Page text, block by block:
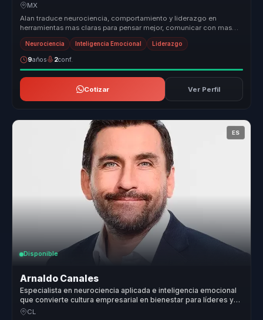
MX
Alan traduce neurociencia, comportamiento y liderazgo en
herramientas mas claras para pensar mejor, comunicar con mas
criterio y tomar de...
Neurociencia Inteligencia Emocional Liderazgo
9años 2conf.
Cotizar Ver Perfil
ES
Disponible
Arnaldo Canales
Especialista en neurociencia aplicada e inteligencia emocional
que convierte cultura empresarial en bienestar para líderes y
equipos.
CL